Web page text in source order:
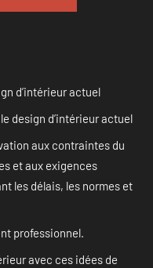
d’intérieur actuel
design d’intérieur actuel
aux contraintes du
et aux exigences
les délais, les normes et
professionnel.
avec ces idées de